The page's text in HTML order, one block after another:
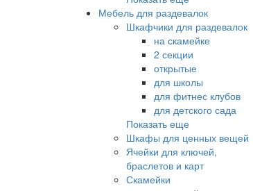
Мебель для раздевалок
Шкафчики для раздевалок
на скамейке
2 секции
открытые
для школы
для фитнес клубов
для детского сада
Показать еще
Шкафы для ценных вещей
Ячейки для ключей,
браслетов и карт
Скамейки